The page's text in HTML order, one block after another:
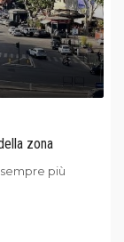
zona
più